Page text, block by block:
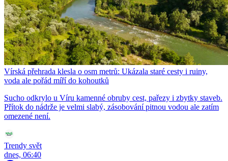
Vírská přehrada klesla o osm metrů: Ukázala staré cesty i ruiny,
voda ale pořád míří do kohoutků
Sucho odkrylo u Víru kamenné obruby cest, pařezy i zbytky staveb.
Přítok do nádrže je velmi slabý, zásobování pitnou vodou ale zatím
omezené není.
Trendy svět
dnes, 06:40